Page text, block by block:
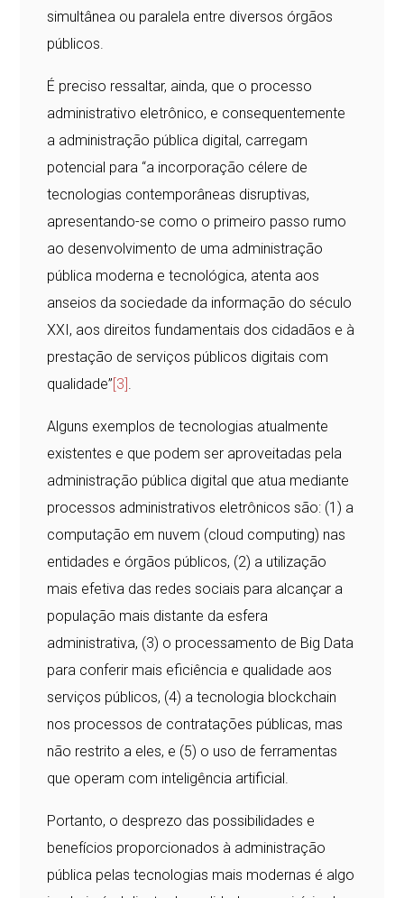
simultânea ou paralela entre diversos órgãos
públicos.
É preciso ressaltar, ainda, que o processo
administrativo eletrônico, e consequentemente
a administração pública digital, carregam
potencial para “a incorporação célere de
tecnologias contemporâneas disruptivas,
apresentando-se como o primeiro passo rumo
ao desenvolvimento de uma administração
pública moderna e tecnológica, atenta aos
anseios da sociedade da informação do século
XXI, aos direitos fundamentais dos cidadãos e à
prestação de serviços públicos digitais com
qualidade” [3] .
Alguns exemplos de tecnologias atualmente
existentes e que podem ser aproveitadas pela
administração pública digital que atua mediante
processos administrativos eletrônicos são: (1) a
computação em nuvem (cloud computing) nas
entidades e órgãos públicos, (2) a utilização
mais efetiva das redes sociais para alcançar a
população mais distante da esfera
administrativa, (3) o processamento de Big Data
para conferir mais eficiência e qualidade aos
serviços públicos, (4) a tecnologia blockchain
nos processos de contratações públicas, mas
não restrito a eles, e (5) o uso de ferramentas
que operam com inteligência artificial.
Portanto, o desprezo das possibilidades e
benefícios proporcionados à administração
pública pelas tecnologias mais modernas é algo